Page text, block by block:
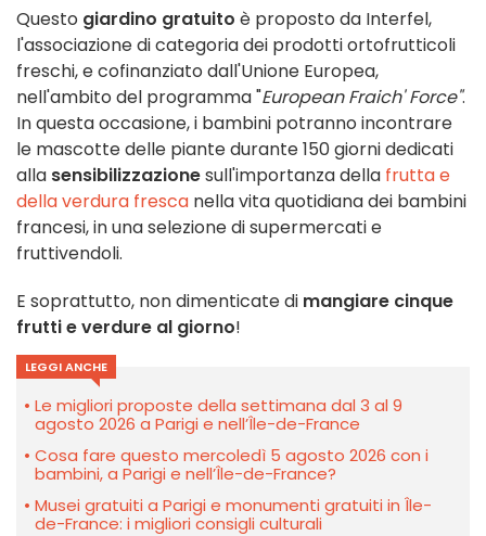
Questo giardino gratuito è proposto da Interfel,
l'associazione di categoria dei prodotti ortofrutticoli
freschi, e cofinanziato dall'Unione Europea,
nell'ambito del programma "European Fraich' Force".
In questa occasione, i bambini potranno incontrare
le mascotte delle piante durante150 giorni dedicati
alla sensibilizzazionesull'importanza della frutta e
della verdura fresca nella vita quotidiana dei bambini
francesi, in una selezione di supermercati e
fruttivendoli.
E soprattutto, non dimenticate di mangiare cinque
frutti e verdure al giorno!
LEGGI ANCHE
Le migliori proposte della settimana dal 3 al 9
agosto 2026 a Parigi e nell’Île-de-France
Cosa fare questo mercoledì 5 agosto 2026 con i
bambini, a Parigi e nell’Île-de-France?
Musei gratuiti a Parigi e monumenti gratuiti in Île-
de-France: i migliori consigli culturali